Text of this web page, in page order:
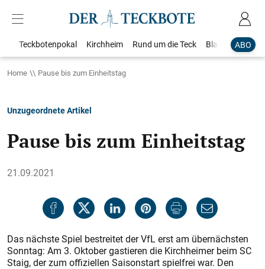
ABO
Teckbotenpokal Kirchheim Rund um die Teck Blaulicht
Home Pause bis zum Einheitstag
Unzugeordnete Artikel
Pause bis zum Einheitstag
21.09.2021
Das nächste Spiel bestreitet der VfL erst am übernächsten
Sonntag: Am 3. Oktober gastieren die Kirchheimer beim SC
Staig, der zum offiziellen Saisonstart spielfrei war. Den